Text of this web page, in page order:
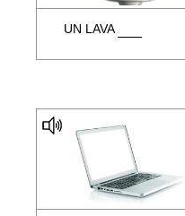
UN LAVA